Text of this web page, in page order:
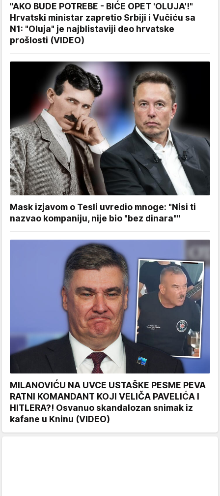
"AKO BUDE POTREBE - BIĆE OPET 'OLUJA'!"
Hrvatski ministar zapretio Srbiji i Vučiću sa
N1: "Oluja" je najblistaviji deo hrvatske
prošlosti (VIDEO)
Mask izjavom o Tesli uvredio mnoge: "Nisi ti
nazvao kompaniju, nije bio "bez dinara""
MILANOVIĆU NA UVCE USTAŠKE PESME PEVA
RATNI KOMANDANT KOJI VELIČA PAVELIĆA I
HITLERA?! Osvanuo skandalozan snimak iz
kafane u Kninu (VIDEO)